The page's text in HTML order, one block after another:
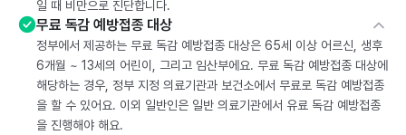
일 때 비만으로 진단합니다.
무료 독감 예방접종 대상
정부에서 제공하는 무료 독감 예방접종 대상은 65세 이상 어르신, 생후
6개월 ~ 13세의 어린이, 그리고 임산부에요. 무료 독감 예방접종 대상에
해당하는 경우, 정부 지정 의료기관과 보건소에서 무료로 독감 예방접종
을 할 수 있어요. 이외 일반인은 일반 의료기관에서 유료 독감 예방접종
을 진행해야 해요.